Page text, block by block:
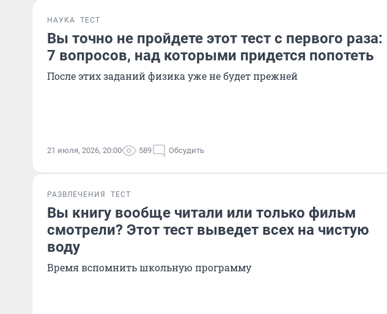
НАУКА ТЕСТ
Вы точно не пройдете этот тест с первого раза:
7 вопросов, над которыми придется попотеть
После этих заданий физика уже не будет прежней
21 июля, 2026, 20:00 589 Обсудить
РАЗВЛЕЧЕНИЯ ТЕСТ
Вы книгу вообще читали или только фильм
смотрели? Этот тест выведет всех на чистую
воду
Время вспомнить школьную программу